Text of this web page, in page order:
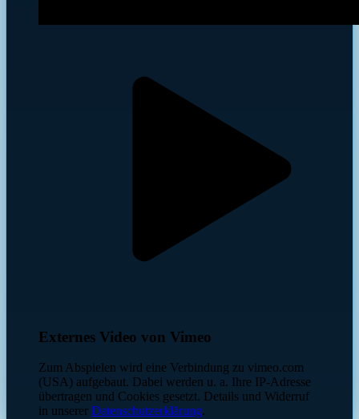
Externes Video von Vimeo
Zum Abspielen wird eine Verbindung zu vimeo.com
(USA) aufgebaut. Dabei werden u. a. Ihre IP-Adresse
übertragen und Cookies gesetzt. Details und Widerruf
in unserer Datenschutzerklärung.